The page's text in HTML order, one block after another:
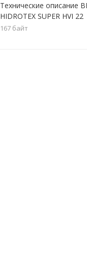
Технические описание
HIDROTEX SUPER HVI 22
167 байт